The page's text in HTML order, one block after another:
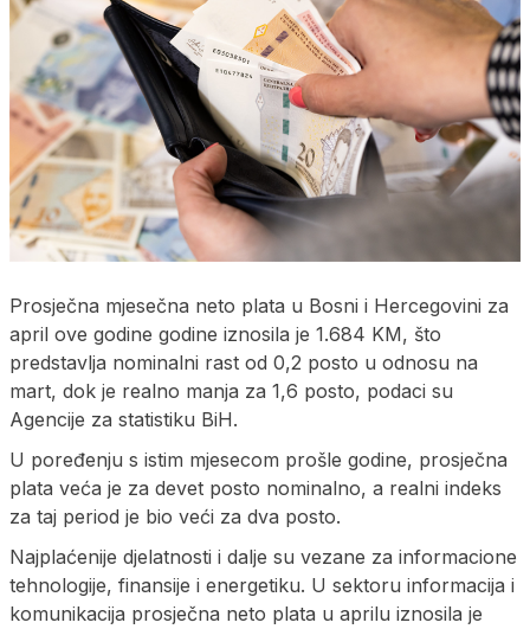
Prosječna mjesečna neto plata u Bosni i Hercegovini za
april ove godine godine iznosila je 1.684 KM, što
predstavlja nominalni rast od 0,2 posto u odnosu na
mart, dok je realno manja za 1,6 posto, podaci su
Agencije za statistiku BiH.
U poređenju s istim mjesecom prošle godine, prosječna
plata veća je za devet posto nominalno, a realni indeks
za taj period je bio veći za dva posto.
Najplaćenije djelatnosti i dalje su vezane za informacione
tehnologije, finansije i energetiku. U sektoru informacija i
komunikacija prosječna neto plata u aprilu iznosila je